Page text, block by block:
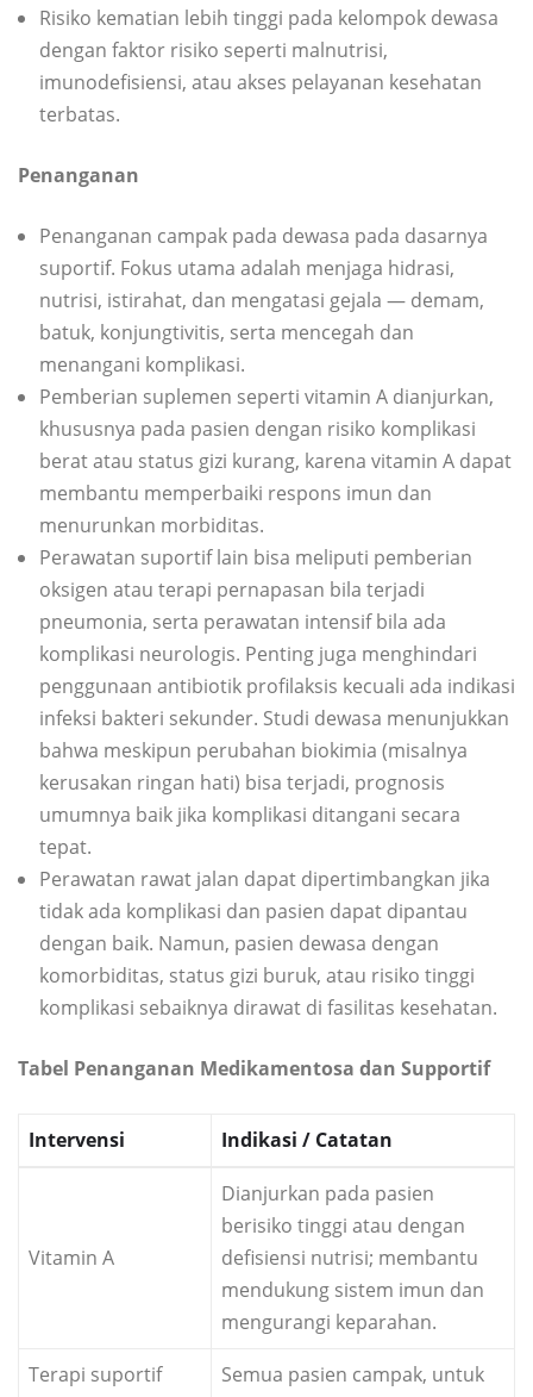
Risiko kematian lebih tinggi pada kelompok dewasa
dengan faktor risiko seperti malnutrisi,
imunodefisiensi, atau akses pelayanan kesehatan
terbatas.
Penanganan
Penanganan campak pada dewasa pada dasarnya
suportif. Fokus utama adalah menjaga hidrasi,
nutrisi, istirahat, dan mengatasi gejala — demam,
batuk, konjungtivitis, serta mencegah dan
menangani komplikasi.
Pemberian suplemen seperti vitamin A dianjurkan,
khususnya pada pasien dengan risiko komplikasi
berat atau status gizi kurang, karena vitamin A dapat
membantu memperbaiki respons imun dan
menurunkan morbiditas.
Perawatan suportif lain bisa meliputi pemberian
oksigen atau terapi pernapasan bila terjadi
pneumonia, serta perawatan intensif bila ada
komplikasi neurologis. Penting juga menghindari
penggunaan antibiotik profilaksis kecuali ada indikasi
infeksi bakteri sekunder. Studi dewasa menunjukkan
bahwa meskipun perubahan biokimia (misalnya
kerusakan ringan hati) bisa terjadi, prognosis
umumnya baik jika komplikasi ditangani secara
tepat.
Perawatan rawat jalan dapat dipertimbangkan jika
tidak ada komplikasi dan pasien dapat dipantau
dengan baik. Namun, pasien dewasa dengan
komorbiditas, status gizi buruk, atau risiko tinggi
komplikasi sebaiknya dirawat di fasilitas kesehatan.
Tabel Penanganan Medikamentosa dan Supportif
Intervensi Indikasi / Catatan
Vitamin A
Dianjurkan pada pasien
berisiko tinggi atau dengan
defisiensi nutrisi; membantu
mendukung sistem imun dan
mengurangi keparahan.
Terapi suportif
Semua pasien campak, untuk